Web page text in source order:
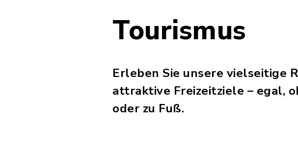
Tourismus
Erleben Sie unsere vielseitige
attraktive Freizeitziele – egal,
oder zu Fuß.